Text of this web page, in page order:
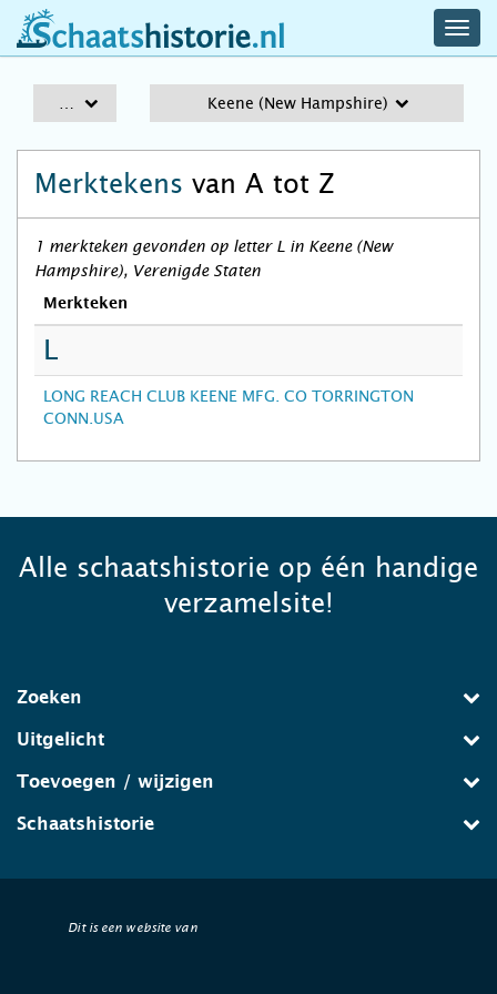
schaatshistorie.nl
Keene (New Hampshire)
Merktekens van A tot Z
1 merkteken gevonden op letter L in Keene (New
Hampshire), Verenigde Staten
Merkteken
L
LONG REACH CLUB KEENE MFG. CO TORRINGTON
CONN.USA
Alle schaatshistorie op één handige
verzamelsite!
Zoeken
Uitgelicht
Toevoegen / wijzigen
Schaatshistorie
Dit is een website van